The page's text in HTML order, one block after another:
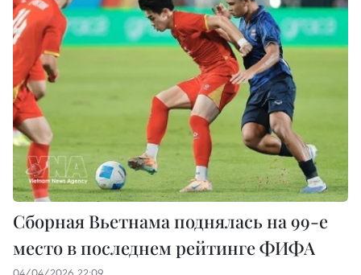
Сборная Вьетнама поднялась на 99-е
место в последнем рейтинге ФИФА